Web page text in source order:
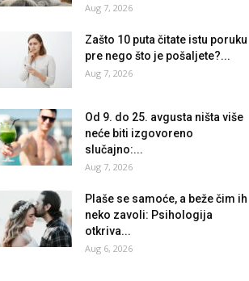
Aug 7, 2026
Zašto 10 puta čitate istu poruku
pre nego što je pošaljete?...
Aug 7, 2026
Od 9. do 25. avgusta ništa više
neće biti izgovoreno
slučajno:...
Aug 7, 2026
Plaše se samoće, a beže čim ih
neko zavoli: Psihologija
otkriva...
Aug 6, 2026